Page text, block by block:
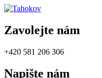
Zavolejte nám
+420 581 206 306
Napište nám